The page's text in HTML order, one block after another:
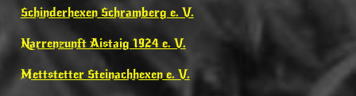
Schinderhexen Schramberg e. V.
Narrenzunft Aistaig 1924 e. V.
Mettstetter Steinachhexen e. V.